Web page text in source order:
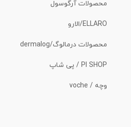
محصولات آرگوسول
ELLARO/الارو
محصولات درمالوگ/dermalog
PI SHOP / پی شاپ
وچه / voche